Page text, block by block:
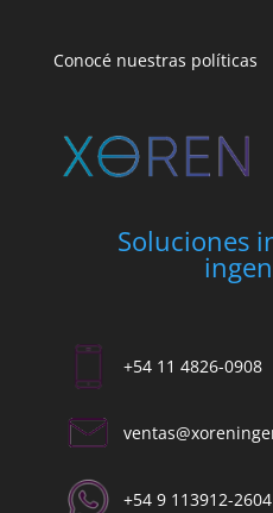
Conocé nuestras políticas
Soluciones
+54 11 4826-0908
+54 9 113912-2604​